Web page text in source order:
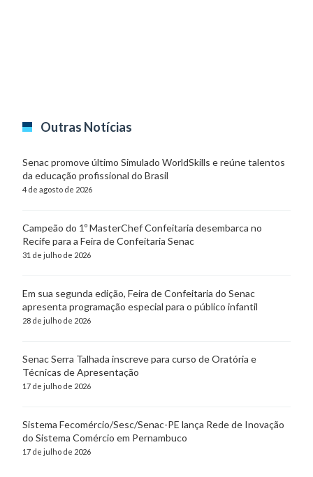
Outras Notícias
Senac promove último Simulado WorldSkills e reúne talentos
da educação profissional do Brasil
4 de agosto de 2026
Campeão do 1º MasterChef Confeitaria desembarca no
Recife para a Feira de Confeitaria Senac
31 de julho de 2026
Em sua segunda edição, Feira de Confeitaria do Senac
apresenta programação especial para o público infantil
28 de julho de 2026
Senac Serra Talhada inscreve para curso de Oratória e
Técnicas de Apresentação
17 de julho de 2026
Sistema Fecomércio/Sesc/Senac-PE lança Rede de Inovação
do Sistema Comércio em Pernambuco
17 de julho de 2026